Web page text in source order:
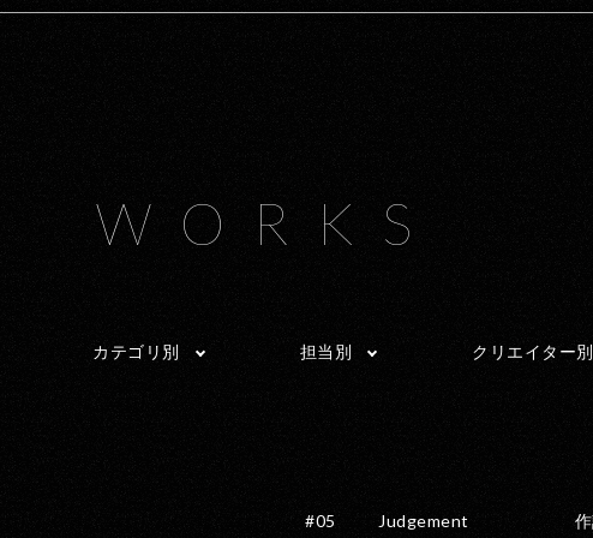
WORKS
カテゴリ別 担当別 クリエイター別
#05 Judgement